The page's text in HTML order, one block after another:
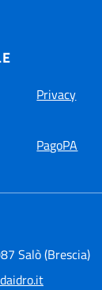
Privacy
PagoPA
Salò (Brescia)